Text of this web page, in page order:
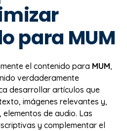
para MUM
el contenido para MUM,
verdaderamente
desarrollar artículos que
imágenes relevantes y,
de audio. Las
y complementar el